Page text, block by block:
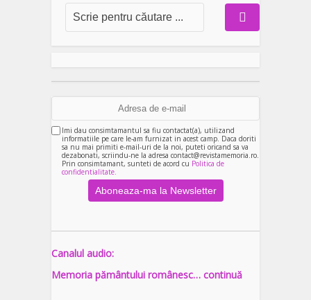
Imi dau consimtamantul sa fiu contactat(a), utilizand
informatiile pe care le-am furnizat in acest camp. Daca doriti
sa nu mai primiti e-mail-uri de la noi, puteti oricand sa va
dezabonati, scriindu-ne la adresa contact@revistamemoria.ro.
Prin consimtamant, sunteti de acord cu Politica de
confidentialitate.
Canalul audio:
Memoria pământului românesc… continuă